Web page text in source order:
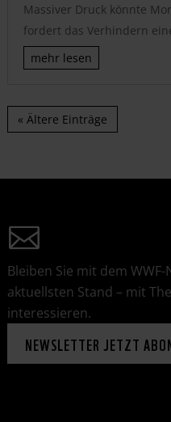
Massiver Druck könnte
fordert das Verhindern
mehr lesen
« Ältere Einträge
Bleiben Sie mit dem
aktuellsten Stand – mit
interessieren.
NEWSLETTER JETZT